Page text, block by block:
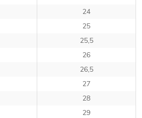
24
25
25,5
26
26,5
27
28
29